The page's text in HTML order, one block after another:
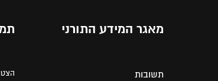
מאגר המידע התורני
תשובות